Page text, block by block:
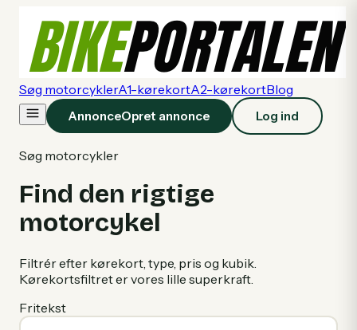
Søg motorcyklerA1-kørekortA2-kørekortBlog
AnnonceOpret annonce Log ind
Søg motorcykler
Find den rigtige
motorcykel
Filtrér efter kørekort, type, pris og kubik.
Kørekortsfiltret er vores lille superkraft.
Fritekst